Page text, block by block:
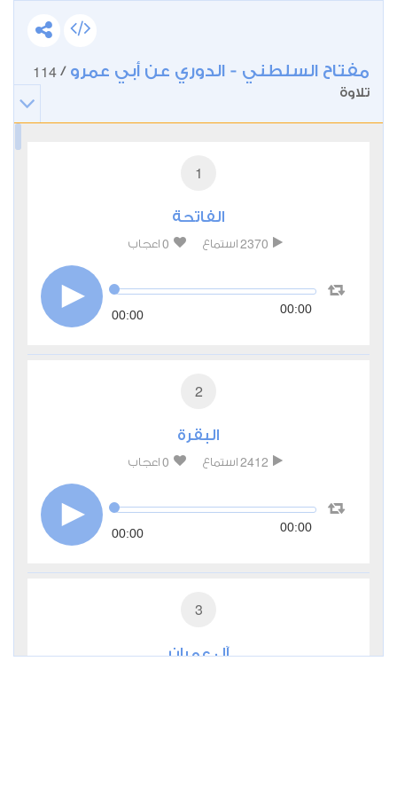
مفتاح السلطني - الدوري عن أبي عمرو /
114
تلاوة
1
الفاتحة
2370 استماع 0 اعجاب
00:00 00:00
2
البقرة
2412 استماع 0 اعجاب
00:00 00:00
3
آل عمران